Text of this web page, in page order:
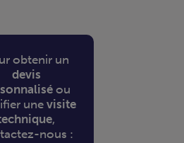
obtenir un
devis
ou
unevisite
,
nous :